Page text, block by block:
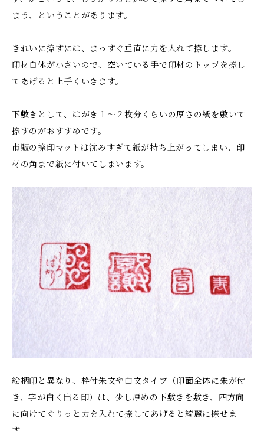
まう、ということがあります。
きれいに捺すには、まっすぐ垂直に力を入れて捺します。
印材自体が小さいので、空いている手で印材のトップを捺し
てあげると上手くいきます。
下敷きとして、はがき１〜２枚分くらいの厚さの紙を敷いて
捺すのがおすすめです。
市販の捺印マットは沈みすぎて紙が持ち上がってしまい、印
材の角まで紙に付いてしまいます。
絵柄印と異なり、枠付朱文や白文タイプ（印面全体に朱が付
き、字が白く出る印）は、少し厚めの下敷きを敷き、四方向
に向けてぐりっと力を入れて捺してあげると綺麗に捺せま